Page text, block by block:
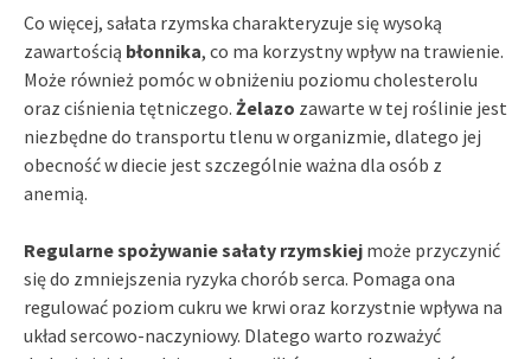
Co więcej, sałata rzymska charakteryzuje się wysoką
zawartością błonnika, co ma korzystny wpływ na trawienie.
Może również pomóc w obniżeniu poziomu cholesterolu
oraz ciśnienia tętniczego. Żelazo zawarte w tej roślinie jest
niezbędne do transportu tlenu w organizmie, dlatego jej
obecność w diecie jest szczególnie ważna dla osób z
anemią.
Regularne spożywanie sałaty rzymskiej może przyczynić
się do zmniejszenia ryzyka chorób serca. Pomaga ona
regulować poziom cukru we krwi oraz korzystnie wpływa na
układ sercowo-naczyniowy. Dlatego warto rozważyć